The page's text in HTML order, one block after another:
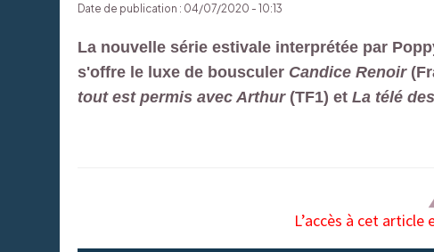
Date de publication : 04/07/2020 - 10:13
La nouvelle série estivale interprétée par
s'offre le luxe de bousculer Candice Renoir
tout est permis avec Arthur(TF1) et La télé
L’accès à cet article